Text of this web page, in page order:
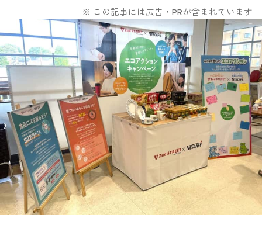
※ この記事には広告・PRが含まれています